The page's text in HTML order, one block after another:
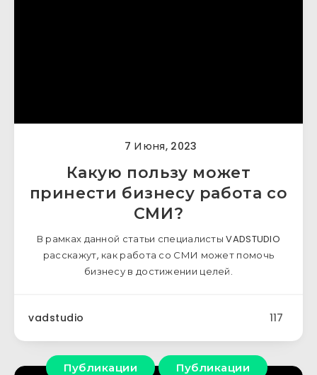
7 Июня, 2023
Какую пользу может
принести бизнесу работа со
СМИ?
В рамках данной статьи специалисты VADSTUDIO
расскажут, как работа со СМИ может помочь
бизнесу в достижении целей.
vadstudio 117
Публикации Публикации